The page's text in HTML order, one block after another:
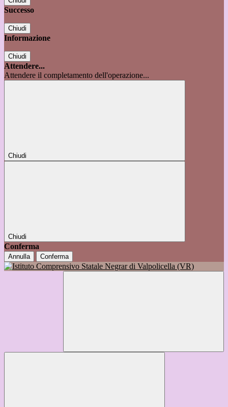
Successo
Chiudi
Informazione
Chiudi
Attendere...
Attendere il completamento dell'operazione...
Chiudi
Chiudi
Conferma
Annulla Conferma